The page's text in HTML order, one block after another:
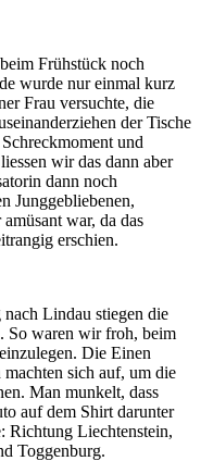
Frühstück noch
wurde nur einmal kurz
Frau versuchte, die
der Tische
und
wir das dann aber
dann noch
Junggebliebenen,
war, da das
erschien.
Lindau stiegen die
So waren wir froh, beim
Die Einen
sich auf, um die
Man munkelt, dass
auf dem Shirt darunter
Richtung Liechtenstein,
Toggenburg.